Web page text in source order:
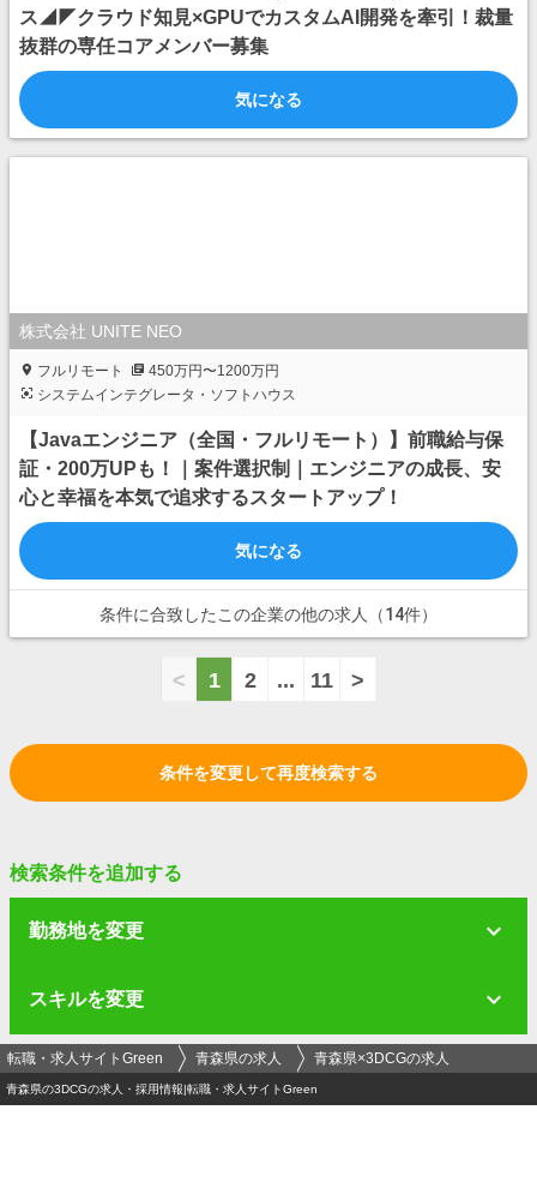
ス◢◤クラウド知見×GPUでカスタムAI開発を牽引！裁量
抜群の専任コアメンバー募集
気になる
株式会社 UNITE NEO
フルリモート
450万円〜1200万円
システムインテグレータ・ソフトハウス
【Javaエンジニア（全国・フルリモート）】前職給与保
証・200万UPも！｜案件選択制｜エンジニアの成長、安
心と幸福を本気で追求するスタートアップ！
気になる
条件に合致したこの企業の他の求人（14件）
< 1 2 ... 11 >
条件を変更して再度検索する
検索条件を追加する
勤務地を変更
スキルを変更
転職・求人サイトGreen 青森県の求人 青森県×3DCGの求人
青森県の3DCGの求人・採用情報|転職・求人サイトGreen